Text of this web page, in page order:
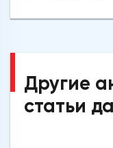
Другие
статьи